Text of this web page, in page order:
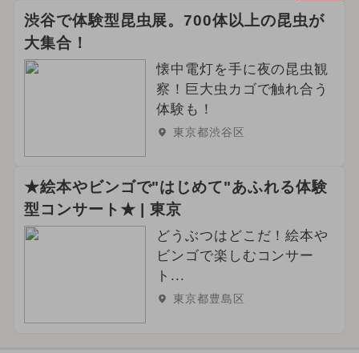
渋谷で体験型昆虫展。700体以上の昆虫が
大集合！
懐中電灯を手に夜の昆虫観
察！巨大虫カゴで触れ合う
体験も！
東京都渋谷区
★絵本やビンゴで"はじめて"あふれる体験
型コンサート★ | 東京
どうぶつはどこだ！絵本や
ビンゴで楽しむコンサー
ト...
東京都豊島区